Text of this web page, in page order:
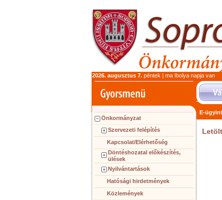
2026. augusztus 7. péntek | ma Ibolya napja van
Önkormányzat
Szervezeti felépítés
Kapcsolat/Elérhetőség
Döntéshozatal előkészítés,
ülések
Nyilvántartások
Hatósági hirdetmények
Közlemények
E-